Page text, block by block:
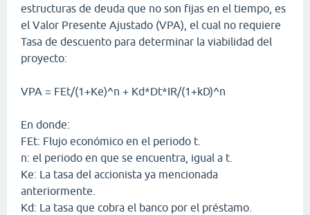
estructuras de deuda que no son fijas en el tiempo, es
el Valor Presente Ajustado (VPA), el cual no requiere
Tasa de descuento para determinar la viabilidad del
proyecto:
VPA = FEt/(1+Ke)^n + Kd*Dt*IR/(1+kD)^n
En donde:
FEt: Flujo económico en el periodo t.
n: el periodo en que se encuentra, igual a t.
Ke: La tasa del accionista ya mencionada
anteriormente.
Kd: La tasa que cobra el banco por el préstamo.